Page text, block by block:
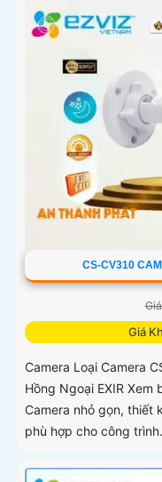
CS-CV310
Giá
Camera Loại Camera
Hồng Ngoại EXIR
Camera nhỏ gọn, thiết
phù hợp cho công